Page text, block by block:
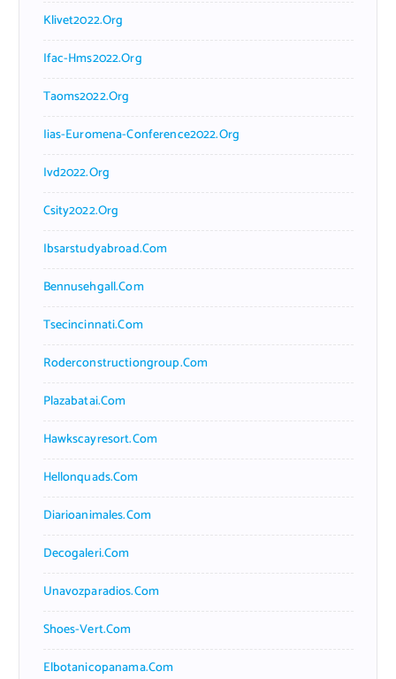
Klivet2022.org
Ifac-Hms2022.org
Taoms2022.org
Iias-Euromena-Conference2022.org
Ivd2022.org
Csity2022.org
Ibsarstudyabroad.com
Bennusehgall.com
Tsecincinnati.com
Roderconstructiongroup.com
Plazabatai.com
Hawkscayresort.com
Hellonquads.com
Diarioanimales.com
Decogaleri.com
Unavozparadios.com
Shoes-Vert.com
Elbotanicopanama.com